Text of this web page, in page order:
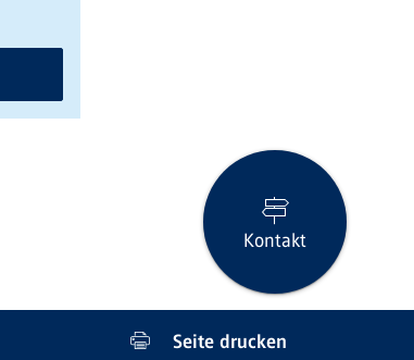
Kontakt
Seite drucken